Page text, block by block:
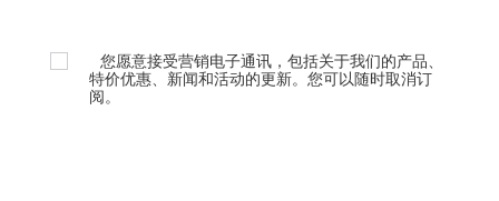
您愿意接受营销电子通讯，包括关于我们的产品、
特价优惠、新闻和活动的更新。您可以随时取消订
阅。